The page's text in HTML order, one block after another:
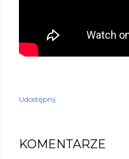
Udostępnij
KOMENTARZE